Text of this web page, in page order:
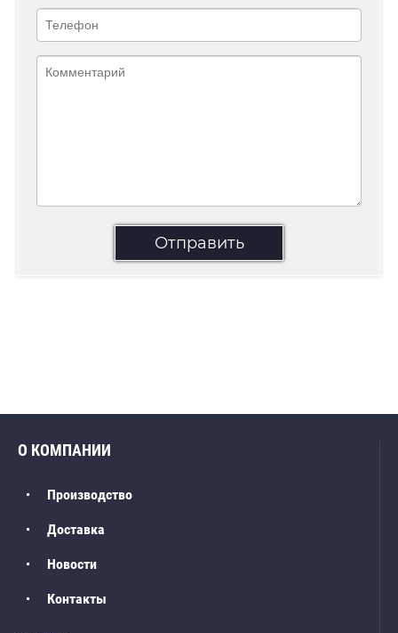
Отправить
О КОМПАНИИ
Производство
Доставка
Новости
Контакты